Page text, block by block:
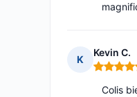
K
Kevin C.
Note : 5
Colis